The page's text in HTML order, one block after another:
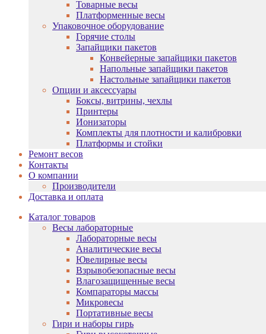
Товарные весы
Платформенные весы
Упаковочное оборудование
Горячие столы
Запайщики пакетов
Конвейерные запайщики пакетов
Напольные запайщики пакетов
Настольные запайщики пакетов
Опции и аксессуары
Боксы, витрины, чехлы
Принтеры
Ионизаторы
Комплекты для плотности и калибровки
Платформы и стойки
Ремонт весов
Контакты
О компании
Производители
Доставка и оплата
Каталог товаров
Весы лабораторные
Лабораторные весы
Аналитические весы
Ювелирные весы
Взрывобезопасные весы
Влагозащищенные весы
Компараторы массы
Микровесы
Портативные весы
Гири и наборы гирь